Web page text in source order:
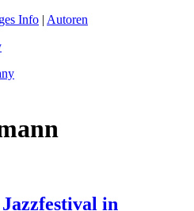
Info | Autoren
in